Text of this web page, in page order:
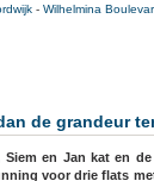
- Wilhelmina
de grandeur
en Jan kat en
voor drie flats